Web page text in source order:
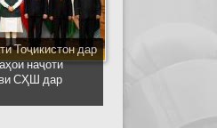
Тоҷикистон дар
наҷоти
СҲШ дар